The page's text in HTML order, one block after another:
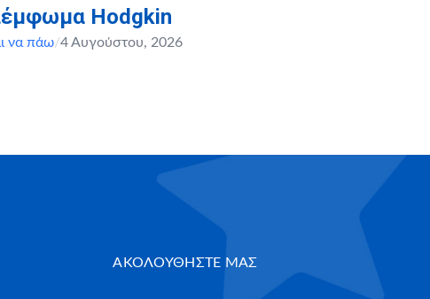
Hodgkin
να πάω/4 Αυγούστου, 2026
ΑΚΟΛΟΥΘΗΣΤΕ ΜΑΣ